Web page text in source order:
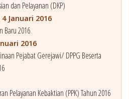
dan Pelayanan (DKP)
Januari 2016
Baru 2016
2016
Pejabat Gerejawi/ DPPG Beserta
Pelayanan Kebaktian (PPK) Tahun 2016